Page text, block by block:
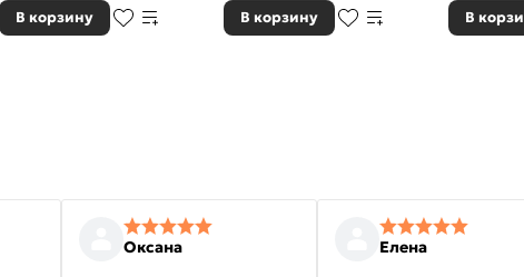
В корзину В корзину В
Оксана Елена